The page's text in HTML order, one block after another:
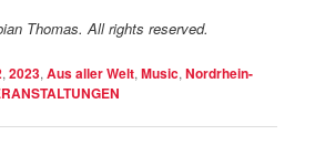
Thomas. All rights reserved.
,2023,Aus aller Welt,Music,Nordrhein-